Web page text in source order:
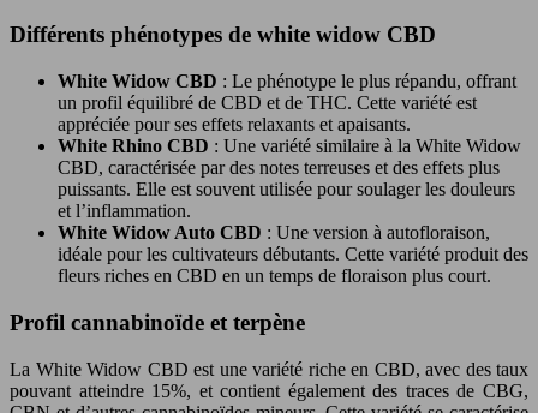
Différents phénotypes de white widow CBD
White Widow CBD : Le phénotype le plus répandu, offrant
un profil équilibré de CBD et de THC. Cette variété est
appréciée pour ses effets relaxants et apaisants.
White Rhino CBD : Une variété similaire à la White Widow
CBD, caractérisée par des notes terreuses et des effets plus
puissants. Elle est souvent utilisée pour soulager les douleurs
et l’inflammation.
White Widow Auto CBD : Une version à autofloraison,
idéale pour les cultivateurs débutants. Cette variété produit des
fleurs riches en CBD en un temps de floraison plus court.
Profil cannabinoïde et terpène
La White Widow CBD est une variété riche en CBD, avec des taux
pouvant atteindre 15%, et contient également des traces de CBG,